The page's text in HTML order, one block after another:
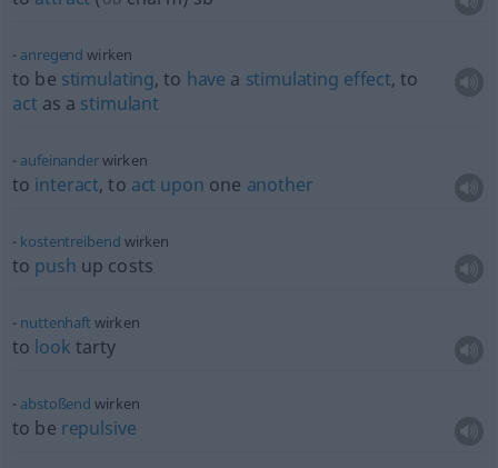
anregend wirken
to be stimulating, to have a stimulating effect, to
act as a stimulant
aufeinanderwirken
to interact, to act upon one another
kostentreibend wirken
to push up costs
nuttenhaft wirken
to look tarty
abstoßend wirken
to be repulsive